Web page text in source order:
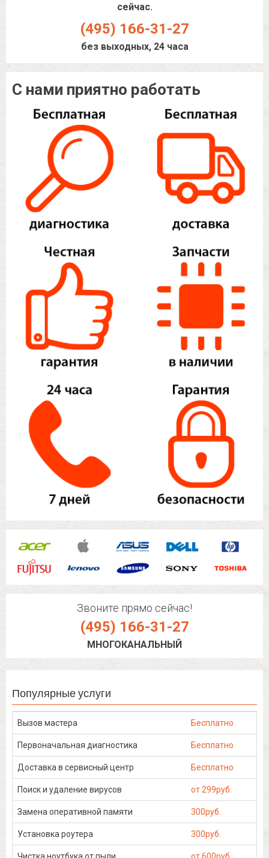
сейчас.
(495) 166-31-27
без выходных, 24 часа
С нами приятно работать
Звоните прямо сейчас!
(495) 166-31-27
МНОГОКАНАЛЬНЫЙ
Популярные услуги
Вызов мастера Бесплатно
Первоначальная диагностика Бесплатно
Доставка в сервисный центр Бесплатно
Поиск и удаление вирусов от 299руб.
Замена оперативной памяти 300руб.
Установка роутера 300руб.